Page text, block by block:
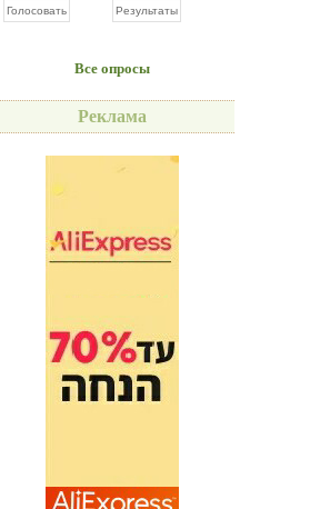
Все опросы
Реклама